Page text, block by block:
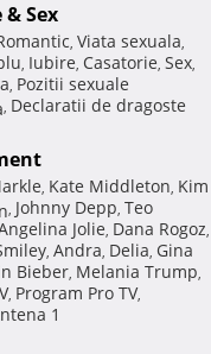
Sex
, Viata sexuala,
, Iubire, Casatorie, Sex,
, Pozitii sexuale
, Declaratii de dragoste
, Kate Middleton, Kim
, Johnny Depp, Teo
Jolie, Dana Rogoz,
, Andra, Delia, Gina
Bieber, Melania Trump,
, Program Pro TV,
1